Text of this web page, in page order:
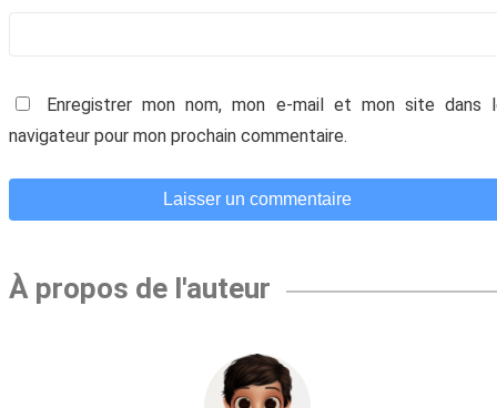
Enregistrer mon nom, mon e-mail et mon site dans
navigateur pour mon prochain commentaire.
À propos de l'auteur